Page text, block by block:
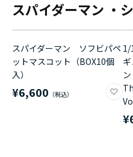
スパイダーマン ・
スパイダーマン ソフビパペ
ットマスコット（BOX10個
入）
¥6,600
1/